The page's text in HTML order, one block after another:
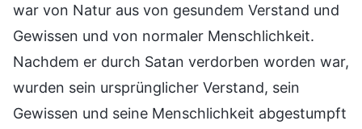
war von Natur aus von gesundem Verstand und
Gewissen und von normaler Menschlichkeit.
Nachdem er durch Satan verdorben worden war,
wurden sein ursprünglicher Verstand, sein
Gewissen und seine Menschlichkeit abgestumpft